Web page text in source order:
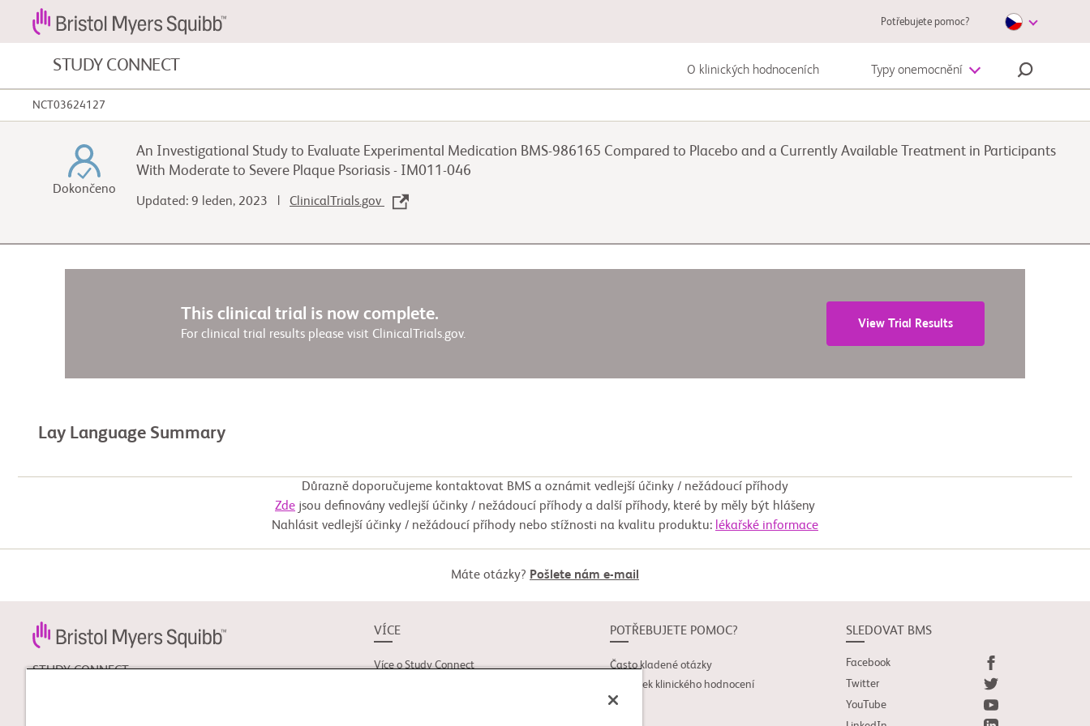
Potřebujete pomoc?
STUDY CONNECT O klinických hodnoceních Typy onemocnění
onemocnění krve
Kardiovaskulární onemocnění
soustavy
Zhoubná nádorová onemocnění plic
močopohlavní soustavy
NCT03624127
Dokončeno
An Investigational Study to Evaluate Experimental Medication BMS-986165 Compared to Placebo and a Currently Available Treatment in Participants
With Moderate to Severe Plaque Psoriasis - IM011-046
Updated: 9 leden, 2023 | ClinicalTrials.gov
This clinical trial is now complete.
For clinical trial results please visit ClinicalTrials.gov.
View Trial Results
Lay Language Summary
Důrazně doporučujeme kontaktovat BMS a oznámit vedlejší účinky / nežádoucí příhody
Zde jsou definovány vedlejší účinky / nežádoucí příhody a další příhody, které by měly být hlášeny
Nahlásit vedlejší účinky / nežádoucí příhody nebo stížnosti na kvalitu produktu: lékařské informace
Máte otázky? Pošlete nám e-mail
STUDY CONNECT
VÍCE
Více o Study Connect
POTŘEBUJETE POMOC?
Často kladené otázky
Slovníček klinického hodnocení
SLEDOVAT BMS
Facebook
Twitter
YouTube